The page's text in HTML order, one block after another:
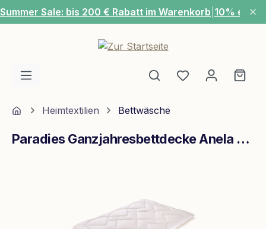
Zum Hauptinhalt springen
Summer Sale: bis 200 € Rabatt im Warenkorb 10% extra
Du hast 0
HomeHeimtextilien Bettwäsche
Paradies Ganzjahresbettdecke Anela Bio Varietta 135x200 Weiß